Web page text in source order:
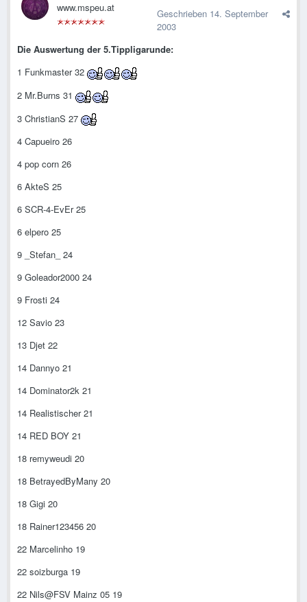
www.mspeu.at Geschrieben 14. September
2003
Die Auswertung der 5.Tippligarunde:
1 Funkmaster 32
2 Mr.Burns 31
3 ChristianS 27
4 Capueiro 26
4 pop corn 26
6 AkteS 25
6 SCR-4-EvEr 25
6 elpero 25
9 _Stefan_ 24
9 Goleador2000 24
9 Frosti 24
12 Savio 23
13 Djet 22
14 Dannyo 21
14 Dominator2k 21
14 Realistischer 21
14 RED BOY 21
18 remyweudi 20
18 BetrayedByMany 20
18 Gigi 20
18 Rainer123456 20
22 Marcelinho 19
22 soizburga 19
22 Nils@FSV Mainz 05 19